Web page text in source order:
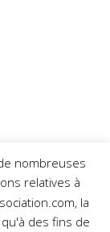
nombreuses
relatives à
la
des fins de